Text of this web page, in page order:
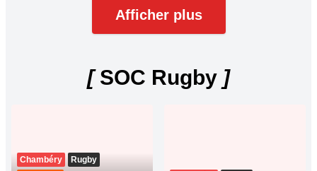
Afficher plus
[SOC Rugby ]
Chambéry
Rugby